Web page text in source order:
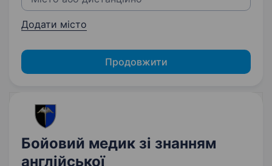
Додати місто
Продовжити
Бойовий медик зі знанням
англійської